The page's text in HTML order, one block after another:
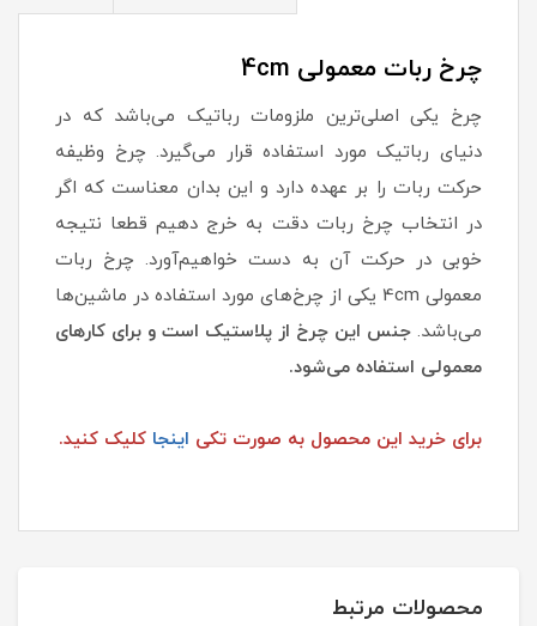
چرخ ربات معمولی 4cm
چرخ یکی اصلی‌ترین ملزومات رباتیک می‌باشد که در
دنیای رباتیک مورد استفاده قرار می‌گیرد. چرخ وظیفه
حرکت ربات را بر عهده دارد و این بدان معناست که اگر
در انتخاب چرخ ربات دقت به خرج دهیم قطعا نتیجه
خوبی در حرکت آن به دست خواهیم‌آورد. چرخ ربات
معمولی 4cm یکی از چرخ‌های مورد استفاده در ماشین‌ها
می‌باشد. جنس این چرخ از پلاستیک است و برای کارهای
معمولی استفاده می‌شود.
برای خرید این محصول به صورت تکی اینجا کلیک کنید.
محصولات مرتبط